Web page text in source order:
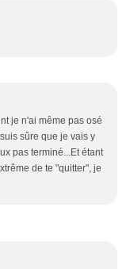
je n'ai même pas osé
sûre que je vais y
pas terminé...Et étant
de te "quitter", je